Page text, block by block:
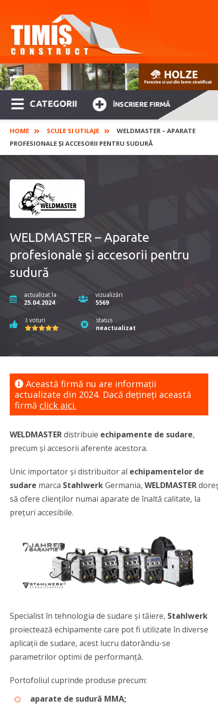
CATEGORII ÎNSCRIERE FIRMĂ
HOME SCULE SI UTILAJE
WELDMASTER – APARATE
PROFESIONALE ȘI ACCESORII PENTRU SUDURĂ
WELDMASTER – Aparate
profesionale și accesorii pentru
sudură
actualizat la
25.04.2024
vizualizări
5569
3 voturi
status
neactualizat
Această firmă nu are informaţii
actualizate din 2024. Dacă dețineți această
firmă click aici.
WELDMASTERdistribuie echipamente de sudare,
precum și accesorii aferente acestora.
Unic importator și distribuitor al echipamentelor de
sudare marca StahlwerkGermania, WELDMASTER
să ofere clienților numai aparate de înaltă calitate, la
prețuri accesibile.
Specialist în tehnologia de sudare și tăiere, Stahlwerk
proiectează echipamente care pot fi utilizate în diverse
aplicații de sudare, acest lucru datorându-se
parametrilor optimi de performanță.
Portofoliul cuprinde produse precum:
aparate de sudură MMA;